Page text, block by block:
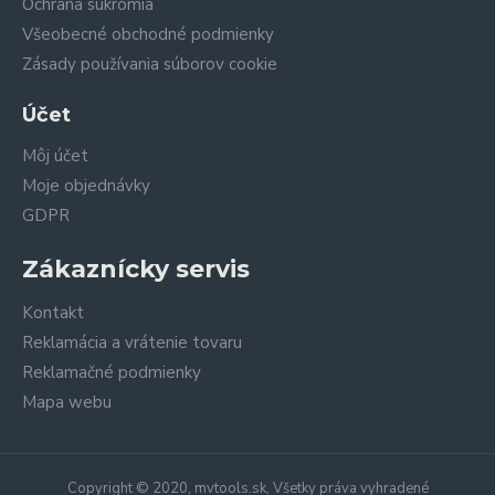
Ochrana súkromia
Všeobecné obchodné podmienky
Zásady používania súborov cookie
Účet
Môj účet
Moje objednávky
GDPR
Zákaznícky servis
Kontakt
Reklamácia a vrátenie tovaru
Reklamačné podmienky
Mapa webu
Copyright © 2020, mvtools.sk, Všetky práva vyhradené